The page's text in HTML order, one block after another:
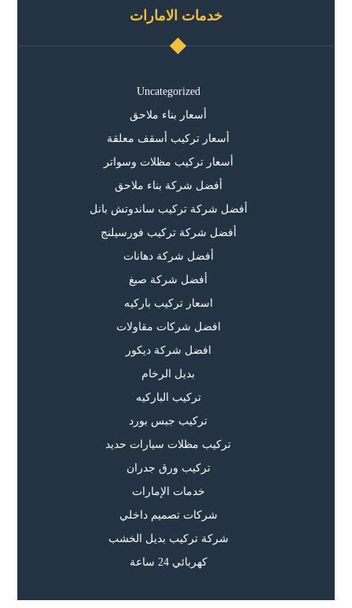
خدمات الامارات
Uncategorized
أسعار بناء ملاحق
أسعار تركيب أسقف معلقة
أسعار تركيب مظلات وسواتر
أفضل شركة بناء ملاحق
أفضل شركة تركيب ساندوتش بانل
أفضل شركة تركيب فورسيلنج
أفضل شركة دهانات
أفضل شركة صبغ
اسعار تركيب باركيه
افضل شركات مقاولات
افضل شركة ديكور
بديل الرخام
تركيب الباركيه
تركيب جبس بورد
تركيب مظلات سيارات حديد
تركيب ورق جدران
خدمات الإمارات
شركات تصميم داخلي
شركة تركيب بديل الخشب
كهربائي 24 ساعة